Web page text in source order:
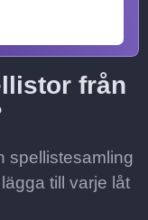
från
spellistesamling
till varje låt